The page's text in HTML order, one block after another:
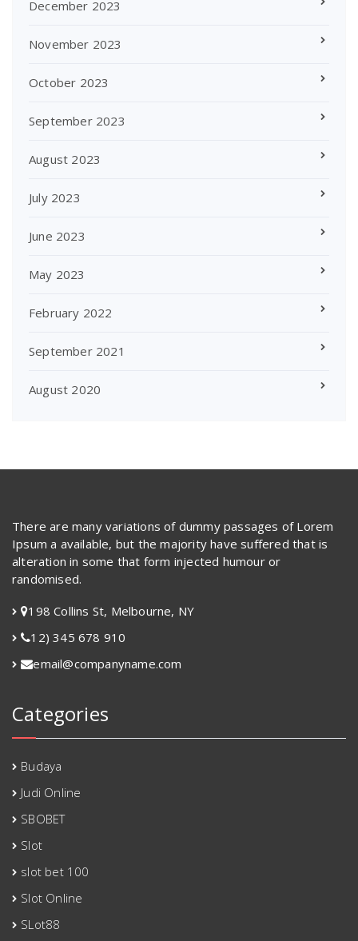
December 2023
November 2023
October 2023
September 2023
August 2023
July 2023
June 2023
May 2023
February 2022
September 2021
August 2020
There are many variations of dummy passages of Lorem
Ipsum a available, but the majority have suffered that is
alteration in some that form injected humour or
randomised.
198 Collins St, Melbourne, NY
12) 345 678 910
email@companyname.com
Categories
Budaya
Judi Online
SBOBET
Slot
slot bet 100
Slot Online
SLot88